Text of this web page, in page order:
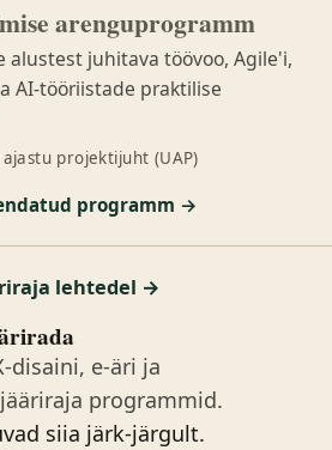
arenguprogramm
alustest juhitava töövoo, Agile'i,
AI-tööriistade praktilise
ajastu projektijuht (UAP)
programm →
lehtedel →
disaini, e-äri ja
programmid.
siia järk-järgult.